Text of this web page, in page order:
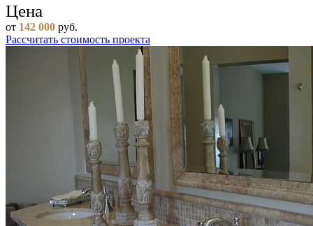
Цена
от 142 000 руб.
Рассчитать стоимость проекта